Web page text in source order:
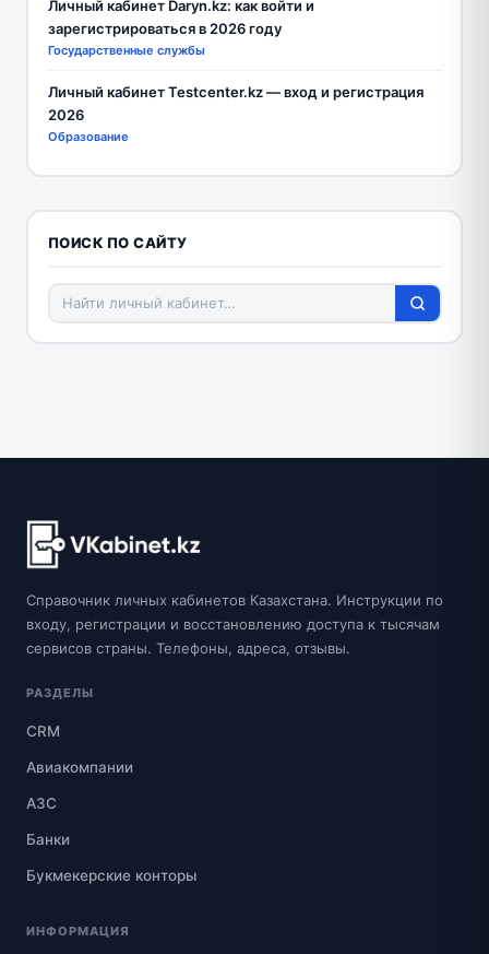
Личный кабинет Daryn.kz: как войти и
зарегистрироваться в 2026 году
Государственные службы
Личный кабинет Testcenter.kz — вход и регистрация
2026
Образование
ПОИСК ПО САЙТУ
Справочник личных кабинетов Казахстана. Инструкции по
входу, регистрации и восстановлению доступа к тысячам
сервисов страны. Телефоны, адреса, отзывы.
РАЗДЕЛЫ
CRM
Авиакомпании
АЗС
Банки
Букмекерские конторы
ИНФОРМАЦИЯ